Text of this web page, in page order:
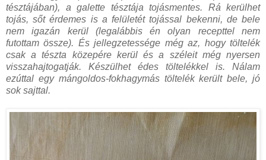
tésztájában), a galette tésztája tojásmentes. Rá kerülhet
tojás, sőt érdemes is a felületét tojással bekenni, de bele
nem igazán kerül (legalábbis én olyan recepttel nem
futottam össze). És jellegzetessége még az, hogy töltelék
csak a tészta közepére kerül és a széleit még nyersen
visszahajtogatják. Készülhet édes töltelékkel is. Nálam
ezúttal egy mángoldos-fokhagymás töltelék került bele, jó
sok sajttal.